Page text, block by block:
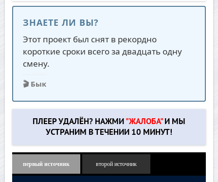
ЗНАЕТЕ ЛИ ВЫ?
Этот проект был снят в рекордно
короткие сроки всего за двадцать одну
смену.
🎬 Бык
ПЛЕЕР УДАЛЁН? НАЖМИ "ЖАЛОБА"И МЫ
УСТРАНИМ В ТЕЧЕНИИ 10 МИНУТ!
первый источник второй источник